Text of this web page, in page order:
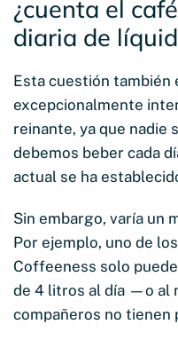
¿cuenta el
diaria de
Esta cuestión también
excepcionalmente
reinante, ya que nadie
debemos beber cada
actual se ha
Sin embargo, varía un
Por ejemplo, uno de
Coffeeness solo
de 4 litros al día —o al
compañeros no tienen